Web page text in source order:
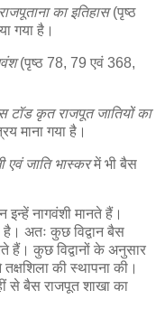
राजपूताना का इतिहास(पृष्ठ
गया है।
(पृष्ठ 78, 79 एवं 368,
टॉड कृत राजपूत जातियों का
माना गया है।
एवं जाति भास्करमें भी बैस
इन्हें नागवंशी मानते हैं।
है। अतः कुछ विद्वान बैस
हैं। कुछ विद्वानों के अनुसार
की स्थापना की।
से बैस राजपूत शाखा का